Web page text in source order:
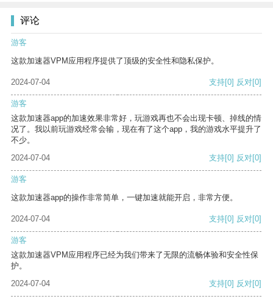
评论
游客
这款加速器VPM应用程序提供了顶级的安全性和隐私保护。
2024-07-04 支持[0] 反对[0]
游客
这款加速器app的加速效果非常好，玩游戏再也不会出现卡顿、掉线的情
况了。我以前玩游戏经常会输，现在有了这个app，我的游戏水平提升了
不少。
2024-07-04
支持[0] 反对[0]
游客
这款加速器app的操作非常简单，一键加速就能开启，非常方便。
2024-07-04 支持[0] 反对[0]
游客
这款加速器VPM应用程序已经为我们带来了无限的流畅体验和安全性保
护。
2024-07-04
支持[0] 反对[0]